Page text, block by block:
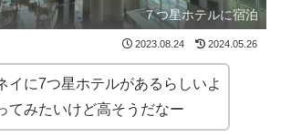
７つ星ホテルに宿泊
2023.08.24 2024.05.26
イに7つ星ホテルがあるらしいよ
てみたいけど高そうだなー